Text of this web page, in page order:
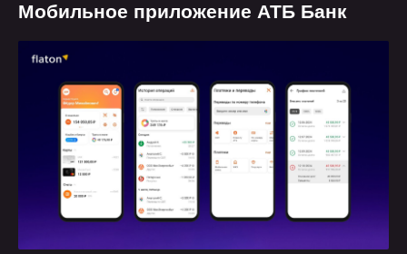
Мобильное приложение АТБ Банк